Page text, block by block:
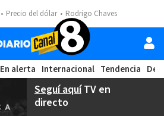
Precio del dólar Rodrigo Chaves
En alerta Internacional Tendencia
Seguí aquíTV en
directo